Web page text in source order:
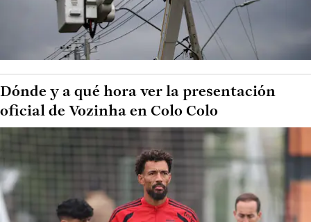
Dónde y a qué hora ver la presentación
oficial de Vozinha en Colo Colo